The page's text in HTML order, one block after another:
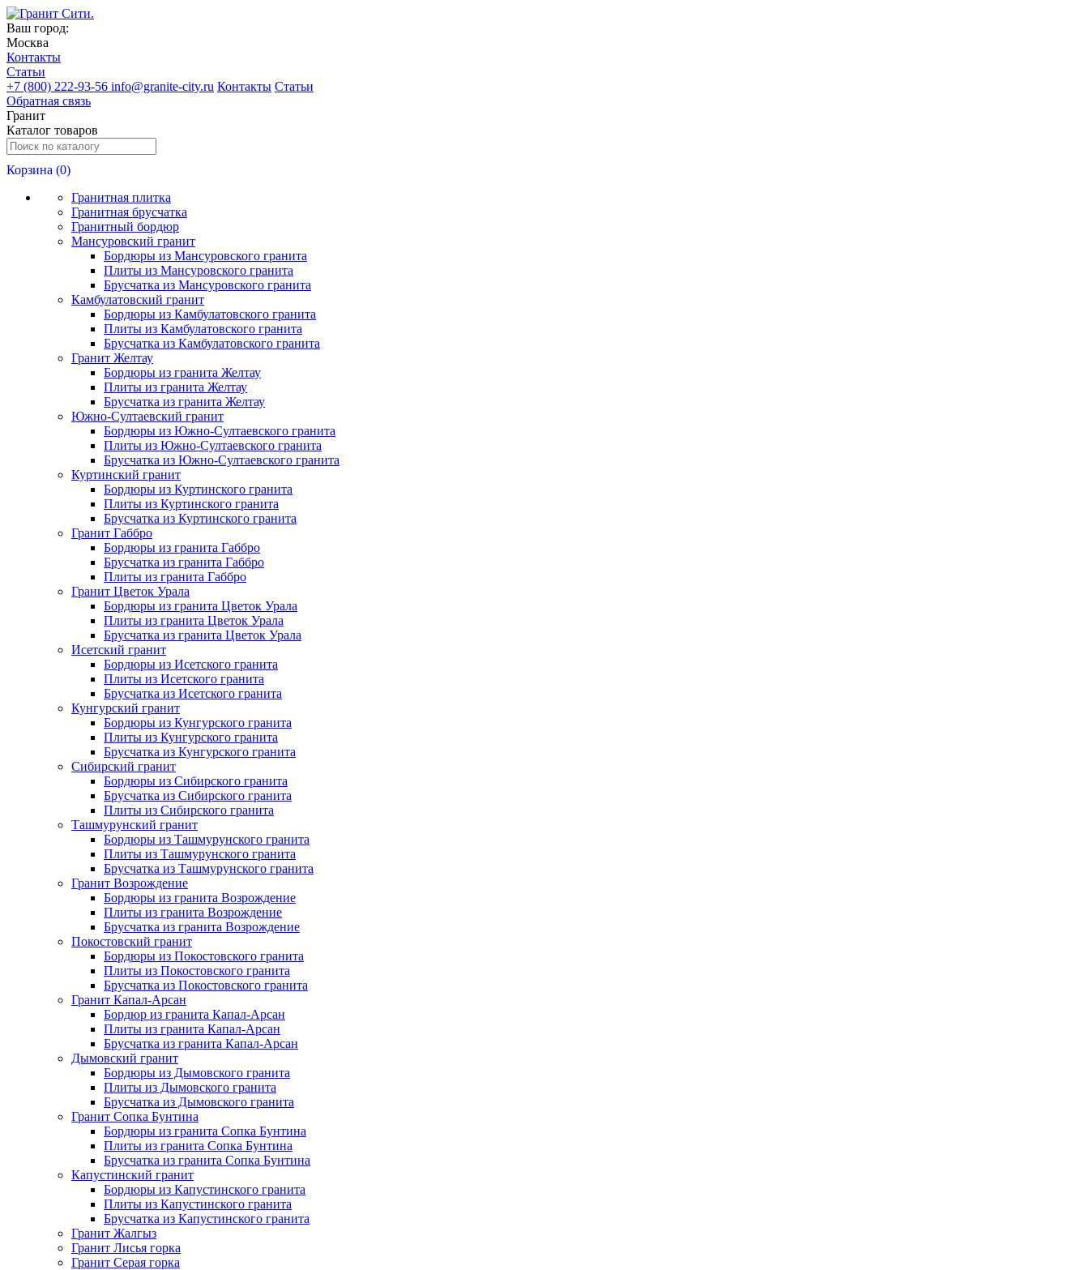
Ваш город:
Москва
Контакты
Статьи
+7 (800) 222-93-56 info@granite-city.ru Контакты Статьи
Обратная связь
Гранит
Каталог товаров
Корзина (0)
Гранитная плитка
Гранитная брусчатка
Гранитный бордюр
Мансуровский гранит
Бордюры из Мансуровского гранита
Плиты из Мансуровского гранита
Брусчатка из Мансуровского гранита
Камбулатовский гранит
Бордюры из Камбулатовского гранита
Плиты из Камбулатовского гранита
Брусчатка из Камбулатовского гранита
Гранит Желтау
Бордюры из гранита Желтау
Плиты из гранита Желтау
Брусчатка из гранита Желтау
Южно-Султаевский гранит
Бордюры из Южно-Султаевского гранита
Плиты из Южно-Султаевского гранита
Брусчатка из Южно-Султаевского гранита
Куртинский гранит
Бордюры из Куртинского гранита
Плиты из Куртинского гранита
Брусчатка из Куртинского гранита
Гранит Габбро
Бордюры из гранита Габбро
Брусчатка из гранита Габбро
Плиты из гранита Габбро
Гранит Цветок Урала
Бордюры из гранита Цветок Урала
Плиты из гранита Цветок Урала
Брусчатка из гранита Цветок Урала
Исетский гранит
Бордюры из Исетского гранита
Плиты из Исетского гранита
Брусчатка из Исетского гранита
Кунгурский гранит
Бордюры из Кунгурского гранита
Плиты из Кунгурского гранита
Брусчатка из Кунгурского гранита
Сибирский гранит
Бордюры из Сибирского гранита
Брусчатка из Сибирского гранита
Плиты из Сибирского гранита
Ташмурунский гранит
Бордюры из Ташмурунского гранита
Плиты из Ташмурунского гранита
Брусчатка из Ташмурунского гранита
Гранит Возрождение
Бордюры из гранита Возрождение
Плиты из гранита Возрождение
Брусчатка из гранита Возрождение
Покостовский гранит
Бордюры из Покостовского гранита
Плиты из Покостовского гранита
Брусчатка из Покостовского гранита
Гранит Капал-Арсан
Бордюр из гранита Капал-Арсан
Плиты из гранита Капал-Арсан
Брусчатка из гранита Капал-Арсан
Дымовский гранит
Бордюры из Дымовского гранита
Плиты из Дымовского гранита
Брусчатка из Дымовского гранита
Гранит Сопка Бунтина
Бордюры из гранита Сопка Бунтина
Плиты из гранита Сопка Бунтина
Брусчатка из гранита Сопка Бунтина
Капустинский гранит
Бордюры из Капустинского гранита
Плиты из Капустинского гранита
Брусчатка из Капустинского гранита
Гранит Жалгыз
Гранит Лисья горка
Гранит Серая горка